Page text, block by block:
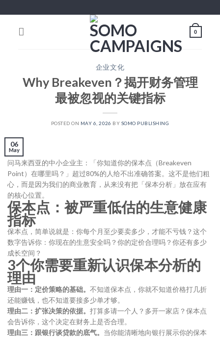
to
content
0
企业文化
Why Breakeven？揭开财务管理
最被忽视的关键指标
POSTED ON MAY 6, 2026 BY SOMO PUBLISHING
06
May
问马来西亚的中小企业主：「你知道你的保本点（Breakeven
Point）在哪里吗？」超过80%的人给不出准确答案。这不是他们粗
心，而是因为我们的商业教育，从来没有把「保本分析」放在应有
的核心位置。
保本点：被严重低估的生意健康
指标
保本点，简单说就是：你每个月至少要卖多少，才能不亏钱？这个
数字告诉你：你现在的生意安全吗？你的定价合理吗？你还有多少
成长空间？
3个你需要重新认识保本分析的
理由
理由一：定价策略的基础。 不知道保本点，你就不知道价格打几折
还能赚钱，也不知道要接多少单才够。
理由二：扩张决策的依据。 打算多请一个人？多开一家店？保本点
会告诉你，这个决定在财务上是否合理。
理由三：跟银行谈贷款的底气。 当你能清晰地向银行展示你的保本